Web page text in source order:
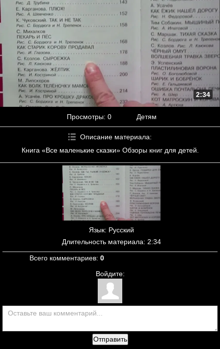
2:34
Просмотры: 0 Детям
Описание материала:
Книга «Все маленькие сказки» Обзоры книг для детей.
Язык: Русский
Длительность материала: 2:34
Всего комментариев: 0
Войдите:
Отправить